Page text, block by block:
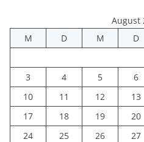
August
M
D M D
3
4 5 6
10
11 12 13
17
18 19 20
24
25 26 27